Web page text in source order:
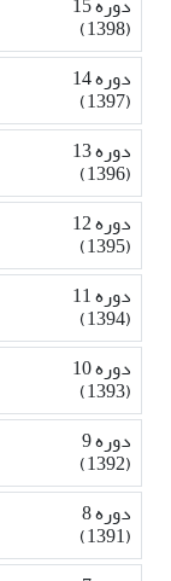
(1398)
دوره 14
(1397)
دوره 13
(1396)
دوره 12
(1395)
دوره 11
(1394)
دوره 10
(1393)
دوره 9
(1392)
دوره 8
(1391)